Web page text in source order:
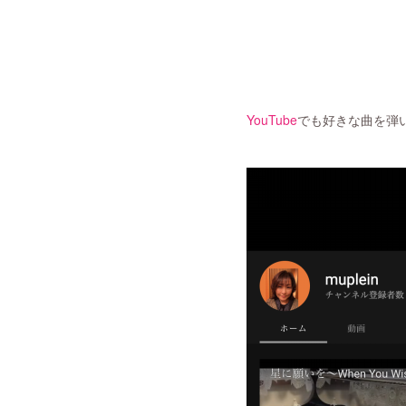
YouTubeでも好きな曲を弾